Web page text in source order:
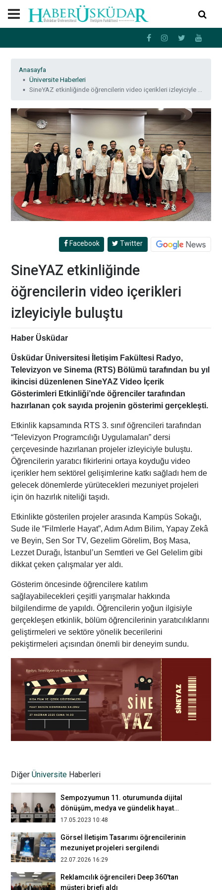
Anasayfa
Üniversite Haberleri
SineYAZ etkinliğinde öğrencilerin video içerikleri izleyiciyle buluştu
Facebook Twitter
SineYAZ etkinliğinde
öğrencilerin video içerikleri
izleyiciyle buluştu
Haber Üsküdar
Üsküdar Üniversitesi İletişim Fakültesi Radyo,
Televizyon ve Sinema (RTS) Bölümü tarafından bu yıl
ikincisi düzenlenen SineYAZ Video İçerik
Gösterimleri Etkinliği’nde öğrenciler tarafından
hazırlanan çok sayıda projenin gösterimi gerçekleşti.
Etkinlik kapsamında RTS 3. sınıf öğrencileri tarafından
“Televizyon Programcılığı Uygulamaları” dersi
çerçevesinde hazırlanan projeler izleyiciyle buluştu.
Öğrencilerin yaratıcı fikirlerini ortaya koyduğu video
içerikler hem sektörel gelişimlerine katkı sağladı hem de
gelecek dönemlerde yürütecekleri mezuniyet projeleri
için ön hazırlık niteliği taşıdı.
Etkinlikte gösterilen projeler arasında Kampüs Sokağı,
Sude ile “Filmlerle Hayat”, Adım Adım Bilim, Yapay Zekâ
ve Beyin, Sen Sor TV, Gezelim Görelim, Boş Masa,
Lezzet Durağı, İstanbul’un Semtleri ve Gel Gelelim gibi
dikkat çeken çalışmalar yer aldı.
Gösterim öncesinde öğrencilere katılım
sağlayabilecekleri çeşitli yarışmalar hakkında
bilgilendirme de yapıldı. Öğrencilerin yoğun ilgisiyle
gerçekleşen etkinlik, bölüm öğrencilerinin yaratıcılıklarını
geliştirmeleri ve sektöre yönelik becerilerini
pekiştirmeleri açısından önemli bir deneyim sundu.
DiğerÜniversite Haberleri
taşıdı
Sempozyumun 11. oturumunda dijital
dönüşüm, medya ve gündelik hayat
konuları ele alındı
17.05.2023 10:48
Görsel İletişim Tasarımı öğrencilerinin
mezuniyet projeleri sergilendi
22.07.2026 16:29
Reklamcılık öğrencileri Deep 360'tan
müşteri briefi aldı